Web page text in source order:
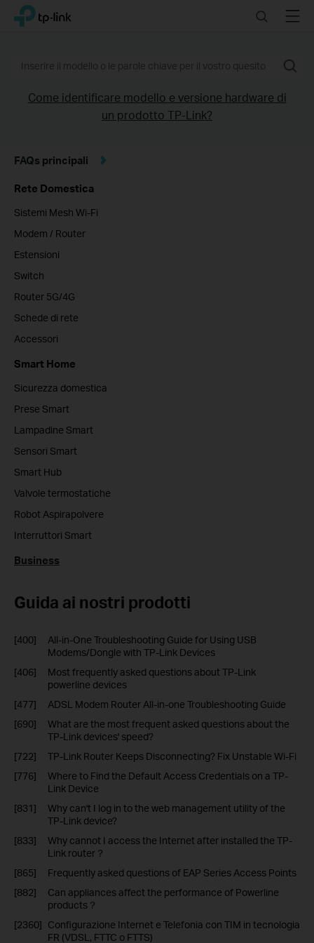
Link
Click
navigation
TP-Link, Reliably Smart SearchMenu
Come identificare modello e versione hardware di
un prodotto TP-Link?
FAQs principali
Rete Domestica
Sistemi Mesh Wi-Fi
Modem / Router
Estensioni
Switch
Router 5G/4G
Schede di rete
Accessori
Smart Home
Sicurezza domestica
Prese Smart
Lampadine Smart
Sensori Smart
Smart Hub
Valvole termostatiche
Robot Aspirapolvere
Interruttori Smart
Business
Guida ai nostri prodotti
[400]
All-in-One Troubleshooting Guide for Using USB
Modems/Dongle with TP-Link Devices
[406]
Most frequently asked questions about TP-Link
powerline devices
[477]
ADSL Modem Router All-in-one Troubleshooting Guide
[690]
What are the most frequent asked questions about the
TP-Link devices' speed?
[722]
TP-Link Router Keeps Disconnecting? Fix Unstable Wi-Fi
[776]
Where to Find the Default Access Credentials on a TP-
Link Device
[831]
Why can't I log in to the web management utility of the
TP-Link device?
[833]
Why cannot I access the Internet after installed the TP-
Link router？
[865]
Frequently asked questions of EAP Series Access Points
[882]
Can appliances affect the performance of Powerline
products？
[2360] Configurazione Internet e Telefonia con TIM in tecnologia
FR (VDSL, FTTC o FTTS)